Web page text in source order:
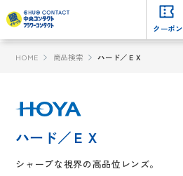
クーポン
HOME 商品検索 ハード／ＥＸ
ハード／ＥＸ
シャープな視界の高品位レンズ。
クーポン